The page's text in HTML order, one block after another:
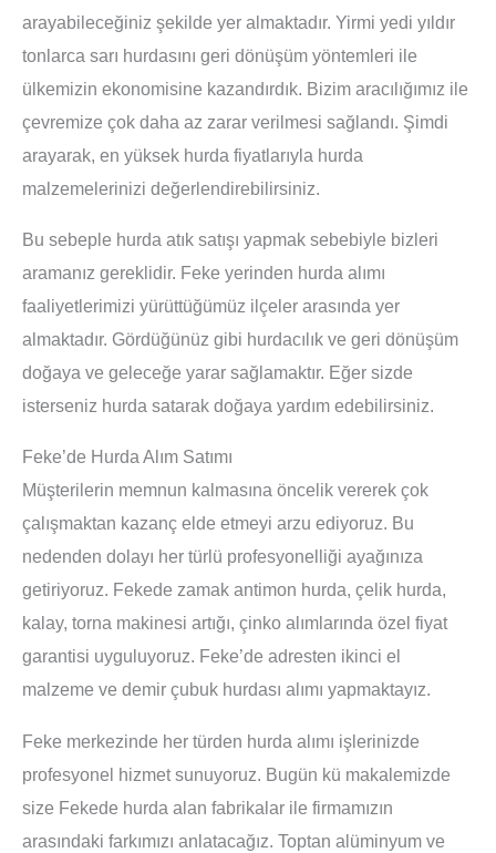
arayabileceğiniz şekilde yer almaktadır. Yirmi yedi yıldır
tonlarca sarı hurdasını geri dönüşüm yöntemleri ile
ülkemizin ekonomisine kazandırdık. Bizim aracılığımız ile
çevremize çok daha az zarar verilmesi sağlandı. Şimdi
arayarak, en yüksek hurda fiyatlarıyla hurda
malzemelerinizi değerlendirebilirsiniz.
Bu sebeple hurda atık satışı yapmak sebebiyle bizleri
aramanız gereklidir. Feke yerinden hurda alımı
faaliyetlerimizi yürüttüğümüz ilçeler arasında yer
almaktadır. Gördüğünüz gibi hurdacılık ve geri dönüşüm
doğaya ve geleceğe yarar sağlamaktır. Eğer sizde
isterseniz hurda satarak doğaya yardım edebilirsiniz.
Feke’de Hurda Alım Satımı
Müşterilerin memnun kalmasına öncelik vererek çok
çalışmaktan kazanç elde etmeyi arzu ediyoruz. Bu
nedenden dolayı her türlü profesyonelliği ayağınıza
getiriyoruz. Fekede zamak antimon hurda, çelik hurda,
kalay, torna makinesi artığı, çinko alımlarında özel fiyat
garantisi uyguluyoruz. Feke’de adresten ikinci el
malzeme ve demir çubuk hurdası alımı yapmaktayız.
Feke merkezinde her türden hurda alımı işlerinizde
profesyonel hizmet sunuyoruz. Bugün kü makalemizde
size Fekede hurda alan fabrikalar ile firmamızın
arasındaki farkımızı anlatacağız. Toptan alüminyum ve